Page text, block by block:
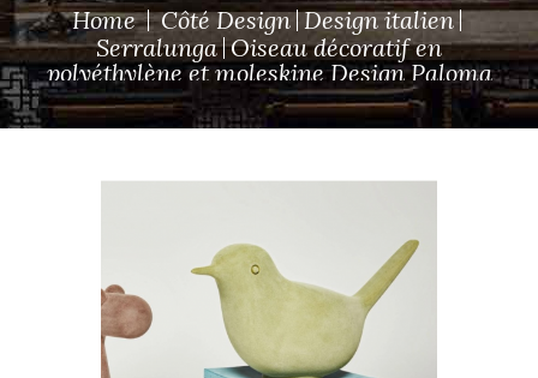
Home Côté Design Design italien
Serralunga Oiseau décoratif en
polyéthylène et moleskine Design Paloma